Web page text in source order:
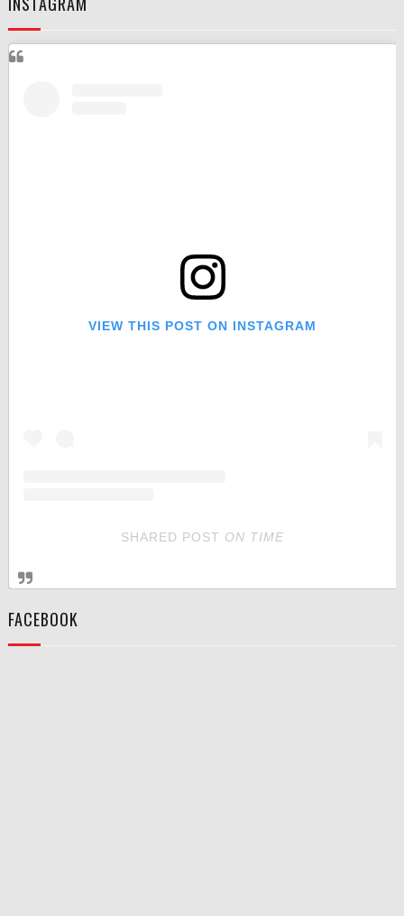
VIEW THIS POST ON INSTAGRAM
SHARED POST ON TIME
FACEBOOK